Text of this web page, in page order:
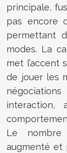
principale,
pas encore
permettant
modes. La
met l’accent
de jouer les
interaction,
Le
augmenté et